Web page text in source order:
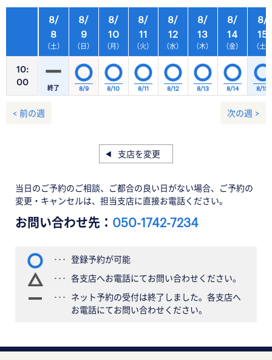
10:
00
8/
8
（土）
8/
9
（日）
8/
10
（月）
8/
11
（火）
8/
12
（水）
8/
13
（木）
8/
14
（金）
終了 8/9 8/10 8/11 8/12 8/13 8/14
8/
15
（土）
8/15
< 前の週 次の週 >
支店を変更
当日のご予約のご相談、ご都合の良い日がない場合、ご予約の
変更・キャンセルは、担当支店に直接お電話ください。
お問い合わせ先： 050-1742-7234
登録予約が可能
各支店へお電話にてお問い合わせください。
ネット予約の受付は終了しました。各支店へ
お電話にてお問い合わせください。